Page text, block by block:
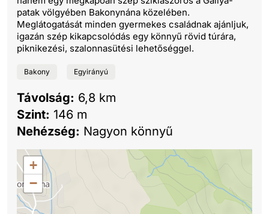
+
−
patak völgyében Bakonynána közelében.
Meglátogatását minden gyermekes családnak ajánljuk,
igazán szép kikapcsolódás egy könnyű rövid túrára,
piknikezési, szalonnasütési lehetőséggel.
Bakony Egyirányú
Távolság: 6,8 km
Szint: 146 m
Nehézség: Nagyon könnyű